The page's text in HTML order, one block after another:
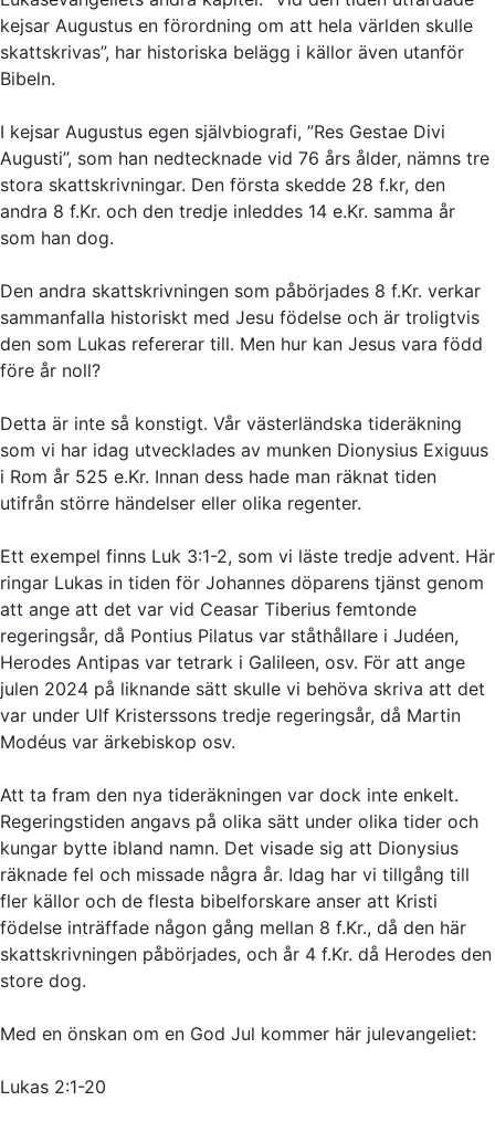
kejsar Augustus en förordning om att hela världen skulle
skattskrivas”, har historiska belägg i källor även utanför
Bibeln.
I kejsar Augustus egen självbiografi, ”Res Gestae Divi
Augusti”, som han nedtecknade vid 76 års ålder, nämns tre
stora skattskrivningar. Den första skedde 28 f.kr, den
andra 8 f.Kr. och den tredje inleddes 14 e.Kr. samma år
som han dog.
Den andra skattskrivningen som påbörjades 8 f.Kr. verkar
sammanfalla historiskt med Jesu födelse och är troligtvis
den som Lukas refererar till. Men hur kan Jesus vara född
före år noll?
Detta är inte så konstigt. Vår västerländska tideräkning
som vi har idag utvecklades av munken Dionysius Exiguus
i Rom år 525 e.Kr. Innan dess hade man räknat tiden
utifrån större händelser eller olika regenter.
Ett exempel finns Luk 3:1-2, som vi läste tredje advent. Här
ringar Lukas in tiden för Johannes döparens tjänst genom
att ange att det var vid Ceasar Tiberius femtonde
regeringsår, då Pontius Pilatus var ståthållare i Judéen,
Herodes Antipas var tetrark i Galileen, osv. För att ange
julen 2024 på liknande sätt skulle vi behöva skriva att det
var under Ulf Kristerssons tredje regeringsår, då Martin
Modéus var ärkebiskop osv.
Att ta fram den nya tideräkningen var dock inte enkelt.
Regeringstiden angavs på olika sätt under olika tider och
kungar bytte ibland namn. Det visade sig att Dionysius
räknade fel och missade några år. Idag har vi tillgång till
fler källor och de flesta bibelforskare anser att Kristi
födelse inträffade någon gång mellan 8 f.Kr., då den här
skattskrivningen påbörjades, och år 4 f.Kr. då Herodes den
store dog.
Med en önskan om en God Jul kommer här julevangeliet:
Lukas 2:1-20